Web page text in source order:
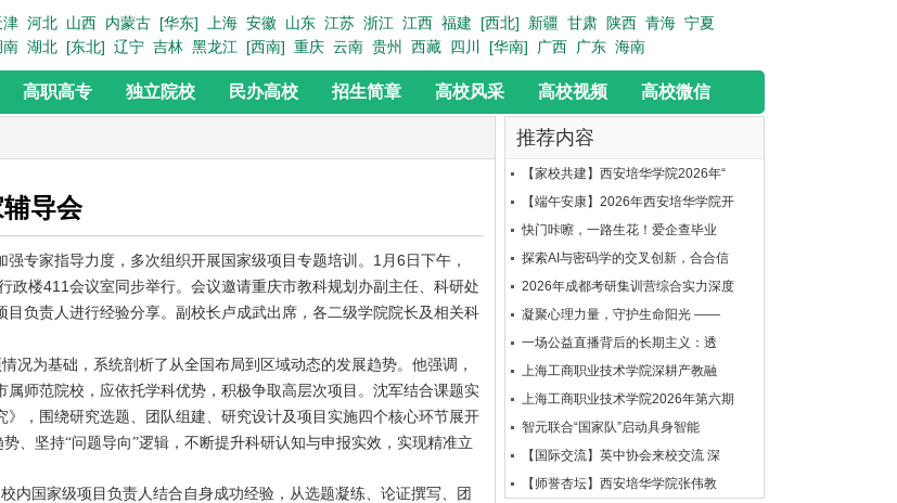
津 河北 山西 内蒙古 [华东] 上海 安徽 山东 江苏 浙江 江西 福建 [西北] 新疆 甘肃 陕西 青海 宁夏
南 湖北 [东北] 辽宁 吉林 黑龙江 [西南] 重庆 云南 贵州 西藏 四川 [华南] 广西 广东 海南
高职高专 独立院校 民办高校 招生简章 高校风采 高校视频 高校微信
导会
家指导力度，多次组织开展国家级项目专题培训。1月6日下午，
楼411会议室同步举行。会议邀请重庆市教科规划办副主任、科研处
负责人进行经验分享。副校长卢成武出席，各二级学院院长及相关科
况为基础，系统剖析了从全国布局到区域动态的发展趋势。他强调，
师范院校，应依托学科优势，积极争取高层次项目。沈军结合课题实
，围绕研究选题、团队组建、研究设计及项目实施四个核心环节展开
、坚持“问题导向”逻辑，不断提升科研认知与申报实效，实现精准立
内国家级项目负责人结合自身成功经验，从选题凝练、论证撰写、团
推荐内容
【家校共建】西安培华学院2026年“
【端午安康】2026年西安培华学院开
快门咔嚓，一路生花！爱企查毕业
探索AI与密码学的交叉创新，合合信
2026年成都考研集训营综合实力深度
凝聚心理力量，守护生命阳光 ——
一场公益直播背后的长期主义：透
上海工商职业技术学院深耕产教融
上海工商职业技术学院2026年第六期
智元联合“国家队”启动具身智能
【国际交流】英中协会来校交流 深
【师誉杏坛】西安培华学院张伟教